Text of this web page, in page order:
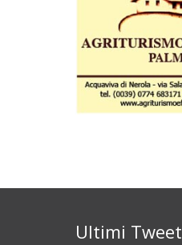
Ultimi Tweet